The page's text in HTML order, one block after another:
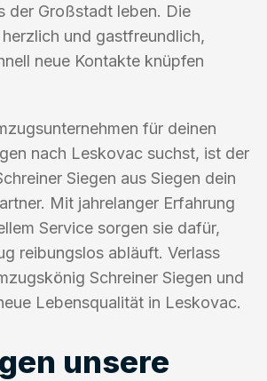
der Großstadt leben. Die
und gastfreundlich,
neue Kontakte knüpfen
für deinen
nach Leskovac suchst, ist der
Siegen aus Siegen dein
Mit jahrelanger Erfahrung
Service sorgen sie dafür,
reibungslos abläuft. Verlass
Schreiner Siegen und
Lebensqualität in Leskovac.
unsere